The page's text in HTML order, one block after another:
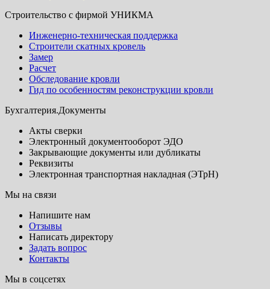
Строительство с фирмой УНИКМА
Инженерно-техническая поддержка
Строители скатных кровель
Замер
Расчет
Обследование кровли
Гид по особенностям реконструкции кровли
Бухгалтерия.Документы
Акты сверки
Электронный документооборот ЭДО
Закрывающие документы или дубликаты
Реквизиты
Электронная транспортная накладная (ЭТрН)
Мы на связи
Напишите нам
Отзывы
Написать директору
Задать вопрос
Контакты
Мы в соцсетях